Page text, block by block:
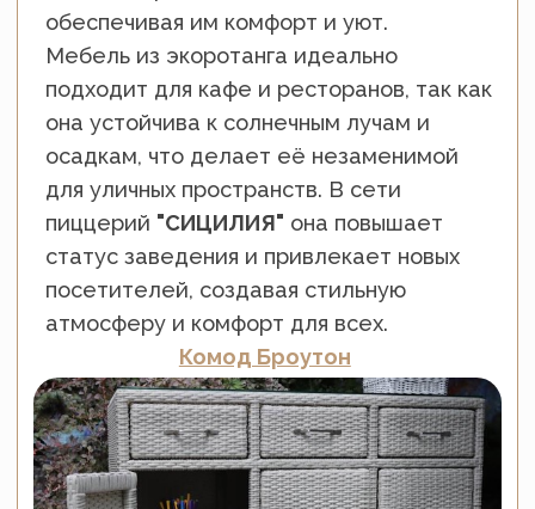
расположенном на побережье Черного моря,
наши комплекты плетеной мебели из
атмосферу местныхкафе и ресторанов.
Этот роскошный курорт в Сочи, с более чем
предлагает своим гостям не только вкусные
блюда, но и уютную обстановку для отдыха. В
кресла истолыотMalacca, которые
гармонично сочетаются с общей
Мебель изэкоротанга прекрасно подходит
, так как устойчива к
солнечным лучам и воздействию влаги, что
делает её идеальной для уличных кафе.
Элегантный дизайн мебели добавляет стилю
и функциональности в любой интерьер,
создавая комфорт для гостей и подчеркивая
качество вашего заведения.
Подвесное кресло